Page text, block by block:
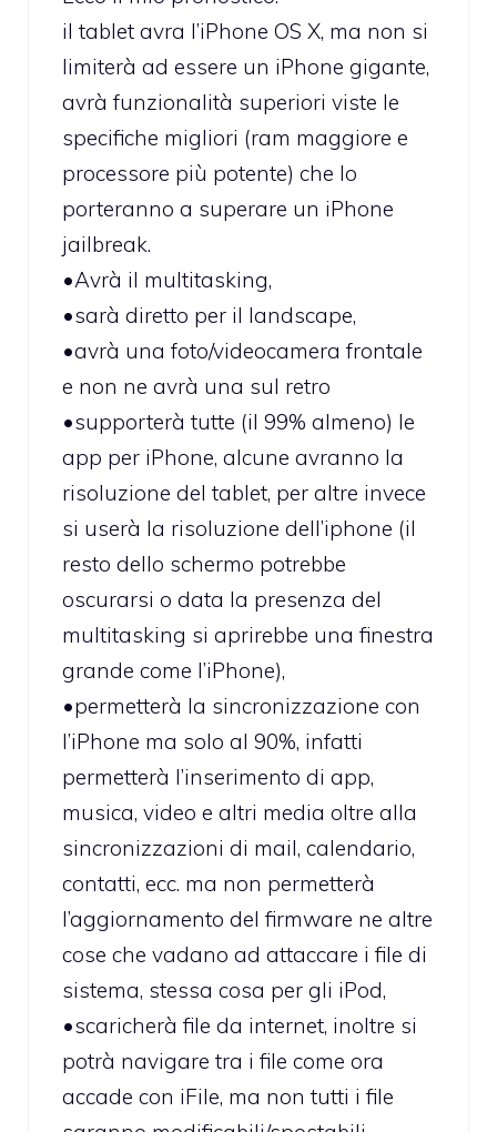
il tablet avra l’iPhone OS X, ma non si
limiterà ad essere un iPhone gigante,
avrà funzionalità superiori viste le
specifiche migliori (ram maggiore e
processore più potente) che lo
porteranno a superare un iPhone
jailbreak.
•Avrà il multitasking,
•sarà diretto per il landscape,
•avrà una foto/videocamera frontale
e non ne avrà una sul retro
•supporterà tutte (il 99% almeno) le
app per iPhone, alcune avranno la
risoluzione del tablet, per altre invece
si userà la risoluzione dell’iphone (il
resto dello schermo potrebbe
oscurarsi o data la presenza del
multitasking si aprirebbe una finestra
grande come l’iPhone),
•permetterà la sincronizzazione con
l’iPhone ma solo al 90%, infatti
permetterà l’inserimento di app,
musica, video e altri media oltre alla
sincronizzazioni di mail, calendario,
contatti, ecc. ma non permetterà
l’aggiornamento del firmware ne altre
cose che vadano ad attaccare i file di
sistema, stessa cosa per gli iPod,
•scaricherà file da internet, inoltre si
potrà navigare tra i file come ora
accade con iFile, ma non tutti i file